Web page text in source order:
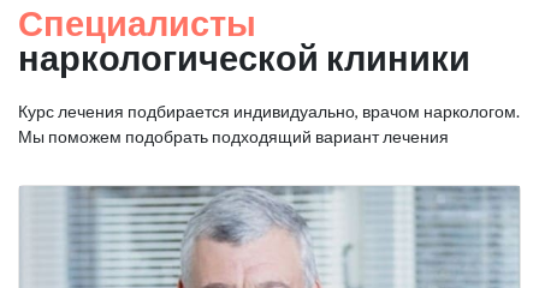
Специалисты
наркологической клиники
Курс лечения подбирается индивидуально, врачом наркологом.
Мы поможем подобрать подходящий вариант лечения